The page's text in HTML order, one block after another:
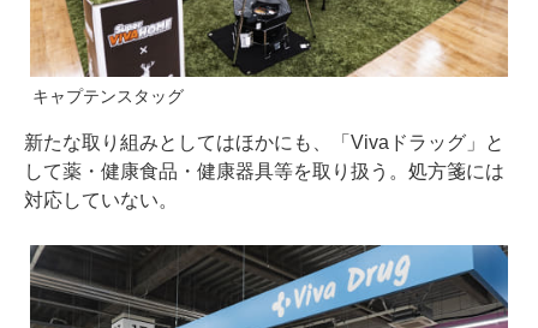
キャプテンスタッグ
新たな取り組みとしてはほかにも、「Vivaドラッグ」と
して薬・健康食品・健康器具等を取り扱う。処方箋には
対応していない。